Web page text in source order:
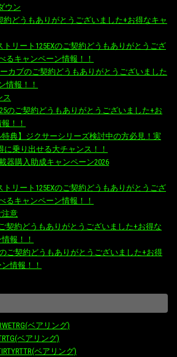
ウン
約どうもありがとうございました+お得なキャ
リート125EXのご契約どうもありがとうござ
るキャンペーン情報！！
カブのご契約どうもありがとうございました
情報！！
ス
のご契約どうもありがとうございました+お
！！
特典】ジクサーシリーズ検討中の方必見！実
に乗り出せる大チャンス！！
器購入助成キャンペーン2026
リート125EXのご契約どうもありがとうござ
るキャンペーン情報！！
注意
契約どうもありがとうございました+お得な
報！！
ご契約どうもありがとうございました+お得
情報！！
ベアリング)
ベアリング)
ベアリング)